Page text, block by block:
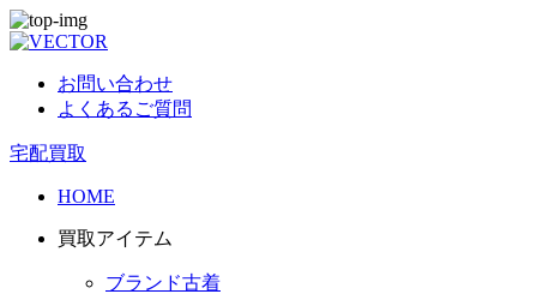
お問い合わせ
よくあるご質問
宅配買取
HOME
買取アイテム
ブランド古着